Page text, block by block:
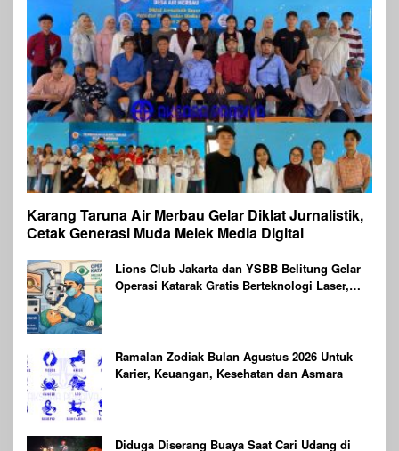
Karang Taruna Air Merbau Gelar Diklat Jurnalistik,
Cetak Generasi Muda Melek Media Digital
Lions Club Jakarta dan YSBB Belitung Gelar
Operasi Katarak Gratis Berteknologi Laser,
Ramalan Zodiak Bulan Agustus 2026 Untuk
Karier, Keuangan, Kesehatan dan Asmara
Diduga Diserang Buaya Saat Cari Udang di